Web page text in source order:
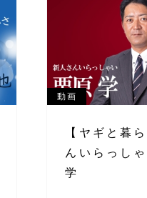
動画
【ヤギと暮
んいらっし
学